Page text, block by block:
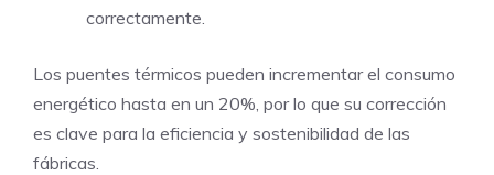
correctamente.
Los puentes térmicos pueden incrementar el consumo
energético hasta en un 20%, por lo que su corrección
es clave para la eficiencia y sostenibilidad de las
fábricas.